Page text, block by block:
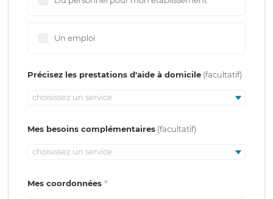
Un emploi
Précisez les prestations d'aide à domicile
choisissez un service
Mes besoins complémentaires
choisissez un service
Mes coordonnées